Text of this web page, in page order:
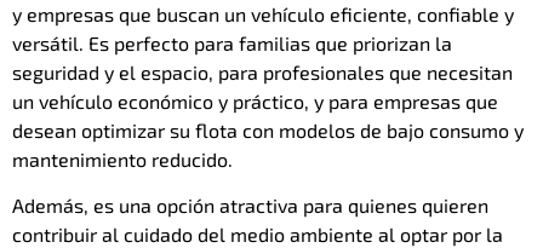
y empresas que buscan un vehículo eficiente, confiable y
versátil. Es perfecto para familias que priorizan la
seguridad y el espacio, para profesionales que necesitan
un vehículo económico y práctico, y para empresas que
desean optimizar su flota con modelos de bajo consumo y
mantenimiento reducido.
Además, es una opción atractiva para quienes quieren
contribuir al cuidado del medio ambiente al optar por la